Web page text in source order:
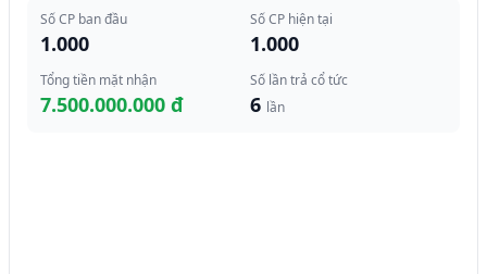
Số CP ban đầu
1.000
Số CP hiện tại
1.000
Tổng tiền mặt nhận
7.500.000.000 đ
Số lần trả cổ tức
6 lần